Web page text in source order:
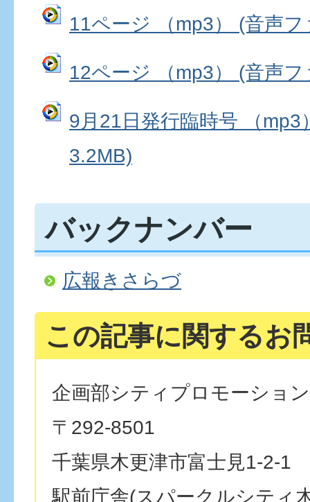
11ページ （mp3） (音声
12ページ （mp3） (音声
9月21日発行臨時号 （mp3
3.2MB)
バックナンバー
広報きさらづ
この記事に関するお
企画部シティプロモーショ
〒292-8501
千葉県木更津市富士見1-2-1
駅前庁舎(スパークルシティ